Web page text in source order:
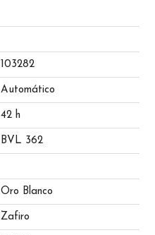
103282
Automático
42 h
BVL 362
Oro Blanco
Zafiro